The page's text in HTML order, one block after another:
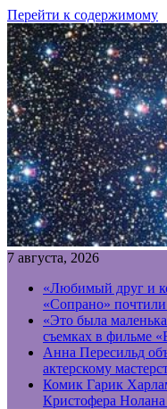
Перейти к содержимому
7 августа, 2026
«Любимый друг и
«Сопрано»
«Это была
съемках в фильме
Анна Пересильд
актерскому
Комик Гарик
Кристофера